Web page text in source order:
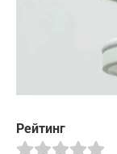
Рейтинг